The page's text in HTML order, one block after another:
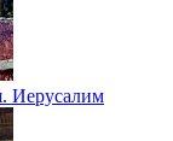
Иерусалим